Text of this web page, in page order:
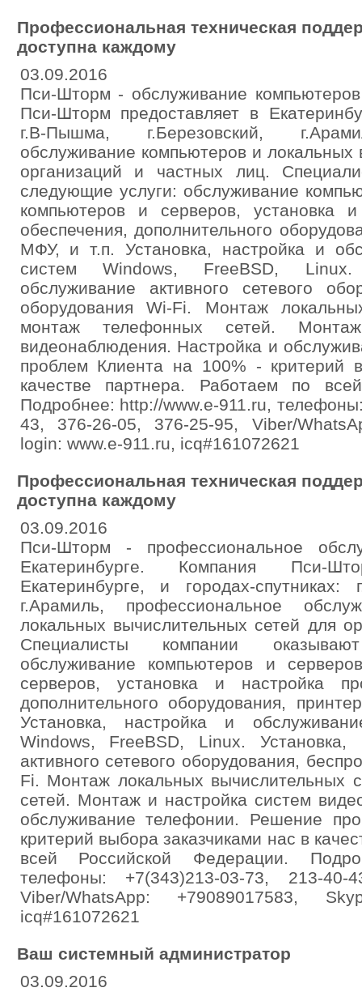
Профессиональная техническая
доступна каждому
03.09.2016
Пси-Шторм - обслуживание
Пси-Шторм предоставляет в
г.В-Пышма, г.Березовский,
обслуживание компьютеров и локальных
организаций и частных лиц.
следующие услуги: обслуживание
компьютеров и серверов, установка и
обеспечения, дополнительного
МФУ, и т.п. Установка, настройка и
систем Windows, FreeBSD, Linux.
обслуживание активного сетевого
оборудования Wi-Fi. Монтаж
монтаж телефонных сетей.
видеонаблюдения. Настройка и
проблем Клиента на 100% - критерий
качестве партнера. Работаем по
Подробнее: http://www.e-911.ru,
43, 376-26-05, 376-25-95, Viber/
login: www.e-911.ru, icq#161072621
Профессиональная техническая
доступна каждому
03.09.2016
Пси-Шторм - профессиональное
Екатеринбурге. Компания Пси-
Екатеринбурге, и городах-спутниках:
г.Арамиль, профессиональное
локальных вычислительных сетей для
Специалисты компании
обслуживание компьютеров и
серверов, установка и настройка
дополнительного оборудования,
Установка, настройка и
Windows, FreeBSD, Linux. Установка,
активного сетевого оборудования,
Fi. Монтаж локальных вычислительных
сетей. Монтаж и настройка систем
обслуживание телефонии. Решение
критерий выбора заказчиками нас в
всей Российской Федерации.
телефоны: +7(343)213-03-73, 213-40-
Viber/WhatsApp: +79089017583,
icq#161072621
Ваш системный администратор
03.09.2016